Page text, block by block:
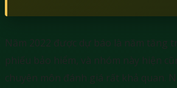
Năm 2022 được dự báo là năm tăng
phiếu bảo hiểm, và nhóm này hiện
chuyên môn đánh giá rất khả quan.